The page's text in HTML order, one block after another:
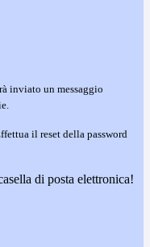
inviato un messaggio
il reset della password
di posta elettronica!